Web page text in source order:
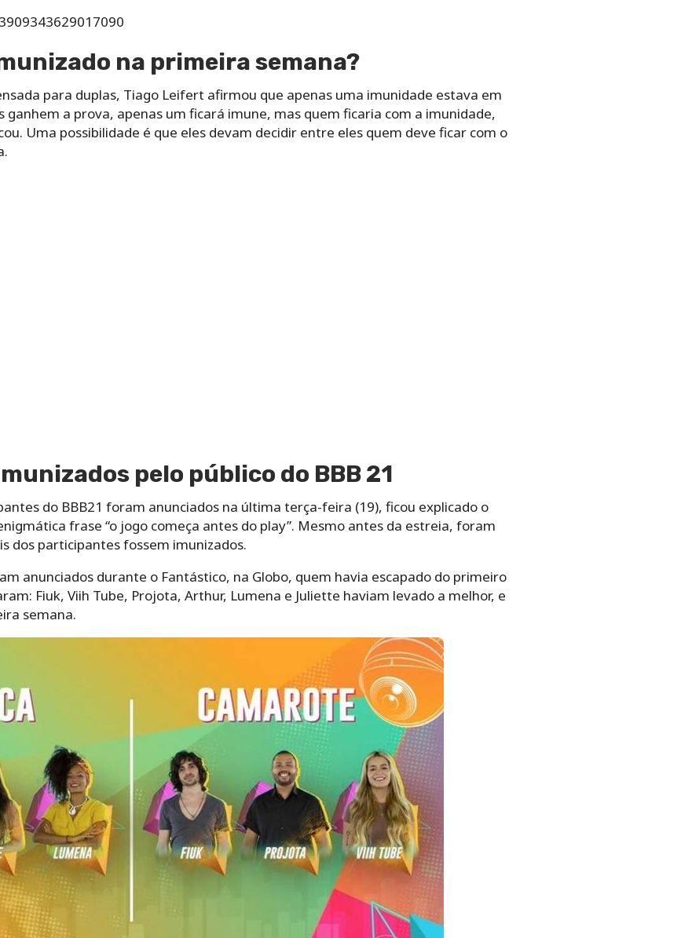
na primeira semana?
para duplas, Tiago Leifert afirmou que apenas uma imunidade estava em
ganhem a prova, apenas um ficará imune, mas quem ficaria com a imunidade,
Uma possibilidade é que eles devam decidir entre eles quem deve ficar com o
pelo público do BBB 21
do BBB21 foram anunciados na última terça-feira (19), ficou explicado o
frase “o jogo começa antes do play”. Mesmo antes da estreia, foram
dos participantes fossem imunizados.
anunciados durante o Fantástico, na Globo, quem havia escapado do primeiro
Fiuk, Viih Tube, Projota, Arthur, Lumena e Juliette haviam levado a melhor, e
semana.